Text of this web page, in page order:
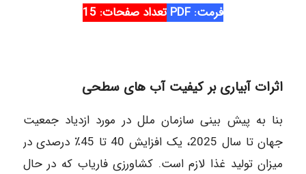
فرمت: PDF
تعداد صفحات: 15
اثرات آبیاری بر کیفیت آب های سطحی
بنا به پیش بینی سازمان ملل در مورد ازدیاد جمعیت
جهان تا سال 2025، یک افزایش 40 تا 45٪ درصدی در
میزان تولید غذا لازم است. کشاورزی فاریاب که در حال